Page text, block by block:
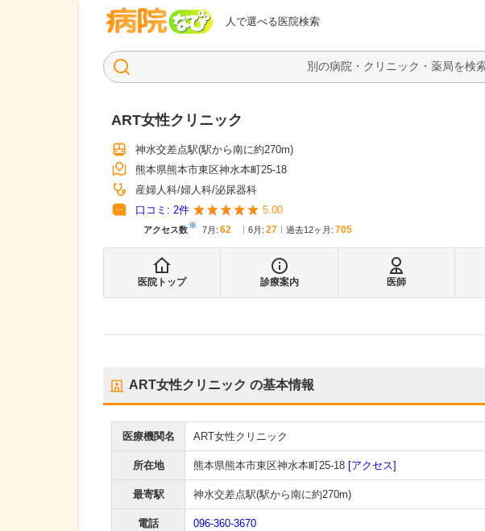
人で選べる医院検索
病院なび
検
ART女性クリニック
神水交差点駅(駅から南に約270m)
熊本県熊本市東区神水本町25-18
産婦人科 婦人科 泌尿器科
口コミ: 2件 5.00
アクセス数※ 7月 : 62 6月 : 27 過去12ヶ月: 705
医院トップ 診療案内 医師
ART女性クリニック の基本情報
医療機関名 ART女性クリニック
所在地 熊本県熊本市東区神水本町25-18 [アクセス]
最寄駅 神水交差点駅(駅から南に約270m)
電話 096-360-3670